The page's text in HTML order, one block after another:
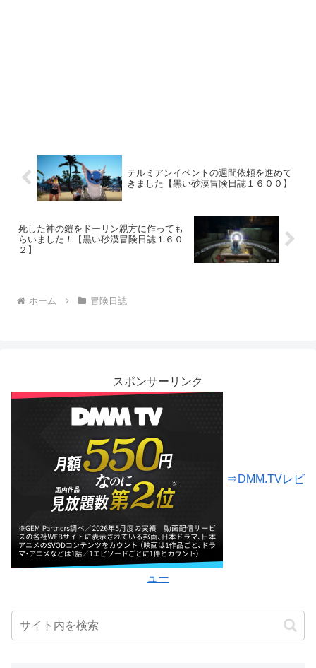
テルミアンイベントの週間依頼を進めて
きました【黒い砂漠冒険日誌１６００】
死した神の鎧をドーリン親方に作っても
らいました！【黒い砂漠冒険日誌１６０
２】
ホーム 冒険日誌
スポンサーリンク
⇒DMM.TVレビ
ュー